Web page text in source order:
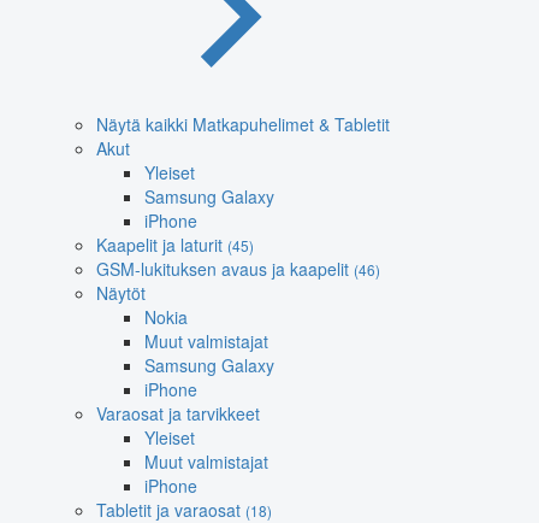
Näytä kaikki Matkapuhelimet & Tabletit
Akut
Yleiset
Samsung Galaxy
iPhone
Kaapelit ja laturit (45)
GSM-lukituksen avaus ja kaapelit (46)
Näytöt
Nokia
Muut valmistajat
Samsung Galaxy
iPhone
Varaosat ja tarvikkeet
Yleiset
Muut valmistajat
iPhone
Tabletit ja varaosat (18)